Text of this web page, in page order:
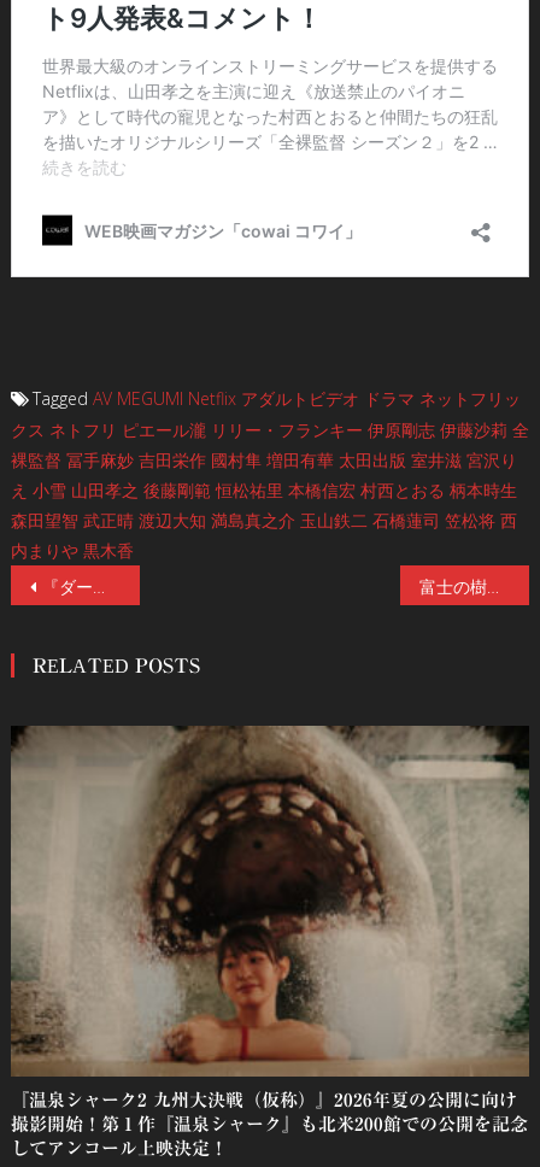
Tagged AV MEGUMI Netflix アダルトビデオ ドラマ ネットフリッ
クス ネトフリ ピエール瀧 リリー・フランキー 伊原剛志 伊藤沙莉 全
裸監督 冨手麻妙 吉田栄作 國村隼 増田有華 太田出版 室井滋 宮沢り
え 小雪 山田孝之 後藤剛範 恒松祐里 本橋信宏 村西とおる 柄本時生
森田望智 武正晴 渡辺大知 満島真之介 玉山鉄二 石橋蓮司 笠松将 西
内まりや 黒木香
投
ナ
ビ
ゲ
ョ
ン
『ダークナイト』『インターステラー』の脚本J・ノーランが手掛ける今年最注目のSFサスペンス超大作『レミニセンス』9／17公開！US予告編解禁！主演のヒュー・ジャックマンのコメントあり。 富士の樹海で、田中俊行、早瀬康広、深津さくら、吉田悠軌の人気怪談師が最恐実話怪談会を怪催！新オカルト番組「樹怪談」６／19、ファミリー劇場CLUBにて配信！出演陣コメントと恐怖感満載の予告映像が到着！
RELATED POSTS
『温泉シャーク2 九州大決戦（仮称）』2026年夏の公開に向け
撮影開始！第１作『温泉シャーク』も北米200館での公開を記念
してアンコール上映決定！